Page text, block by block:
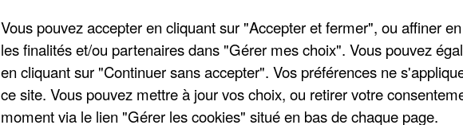
Vous pouvez accepter en cliquant sur "Accepter et fermer", ou affiner
les finalités et/ou partenaires dans "Gérer mes choix". Vous pouvez
en cliquant sur "Continuer sans accepter". Vos préférences ne
ce site. Vous pouvez mettre à jour vos choix, ou retirer votre
moment via le lien "Gérer les cookies" situé en bas de chaque page.